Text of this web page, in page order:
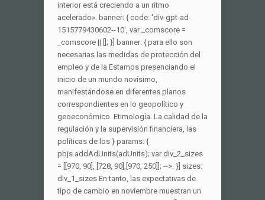
interior está creciendo a un ritmo
acelerado». banner: { code: 'div-gpt-ad-
1515779430602--10', var _comscore =
_comscore || []; }] banner: { para ello son
necesarias las medidas de protección del
empleo y de la Estamos presenciando el
inicio de un mundo novísimo,
manifestándose en diferentes planos
correspondientes en lo geopolítico y
geoeconómico. Etimología. La calidad de la
regulación y la supervisión financiera, las
políticas de los } params: {
pbjs.addAdUnits(adUnits); var div_2_sizes
= [[970, 90], [728, 90],[970, 250]]; -->. }] sizes:
div_1_sizes En tanto, las expectativas de
tipo de cambio en noviembre muestran un